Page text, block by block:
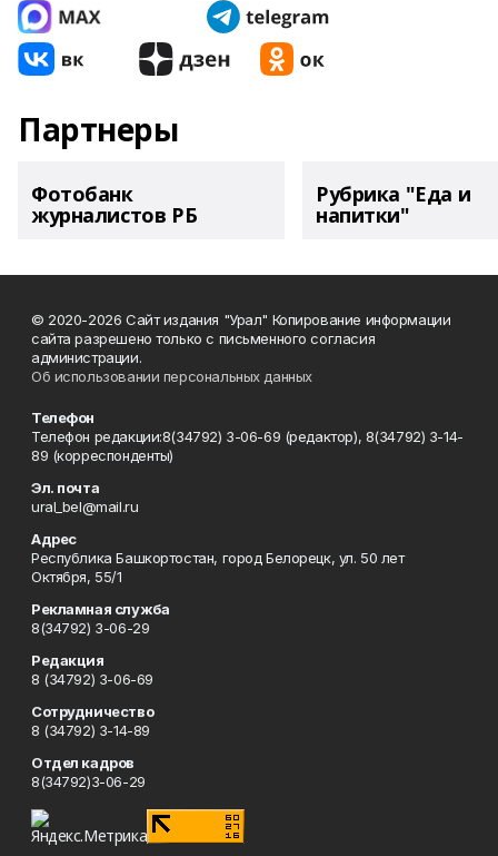
Партнеры
Фотобанк
журналистов РБ
Рубрика "Еда и
напитки"
© 2020-2026 Сайт издания "Урал" Копирование информации
сайта разрешено только с письменного согласия
администрации.
Об использовании персональных данных
Телефон
Телефон редакции:8(34792) 3-06-69 (редактор), 8(34792) 3-14-
89 (корреспонденты)
Эл. почта
ural_bel@mail.ru
Адрес
Республика Башкортостан, город Белорецк, ул. 50 лет
Октября, 55/1
Рекламная служба
8(34792) 3-06-29
Редакция
8 (34792) 3-06-69
Сотрудничество
8 (34792) 3-14-89
Отдел кадров
8(34792)3-06-29